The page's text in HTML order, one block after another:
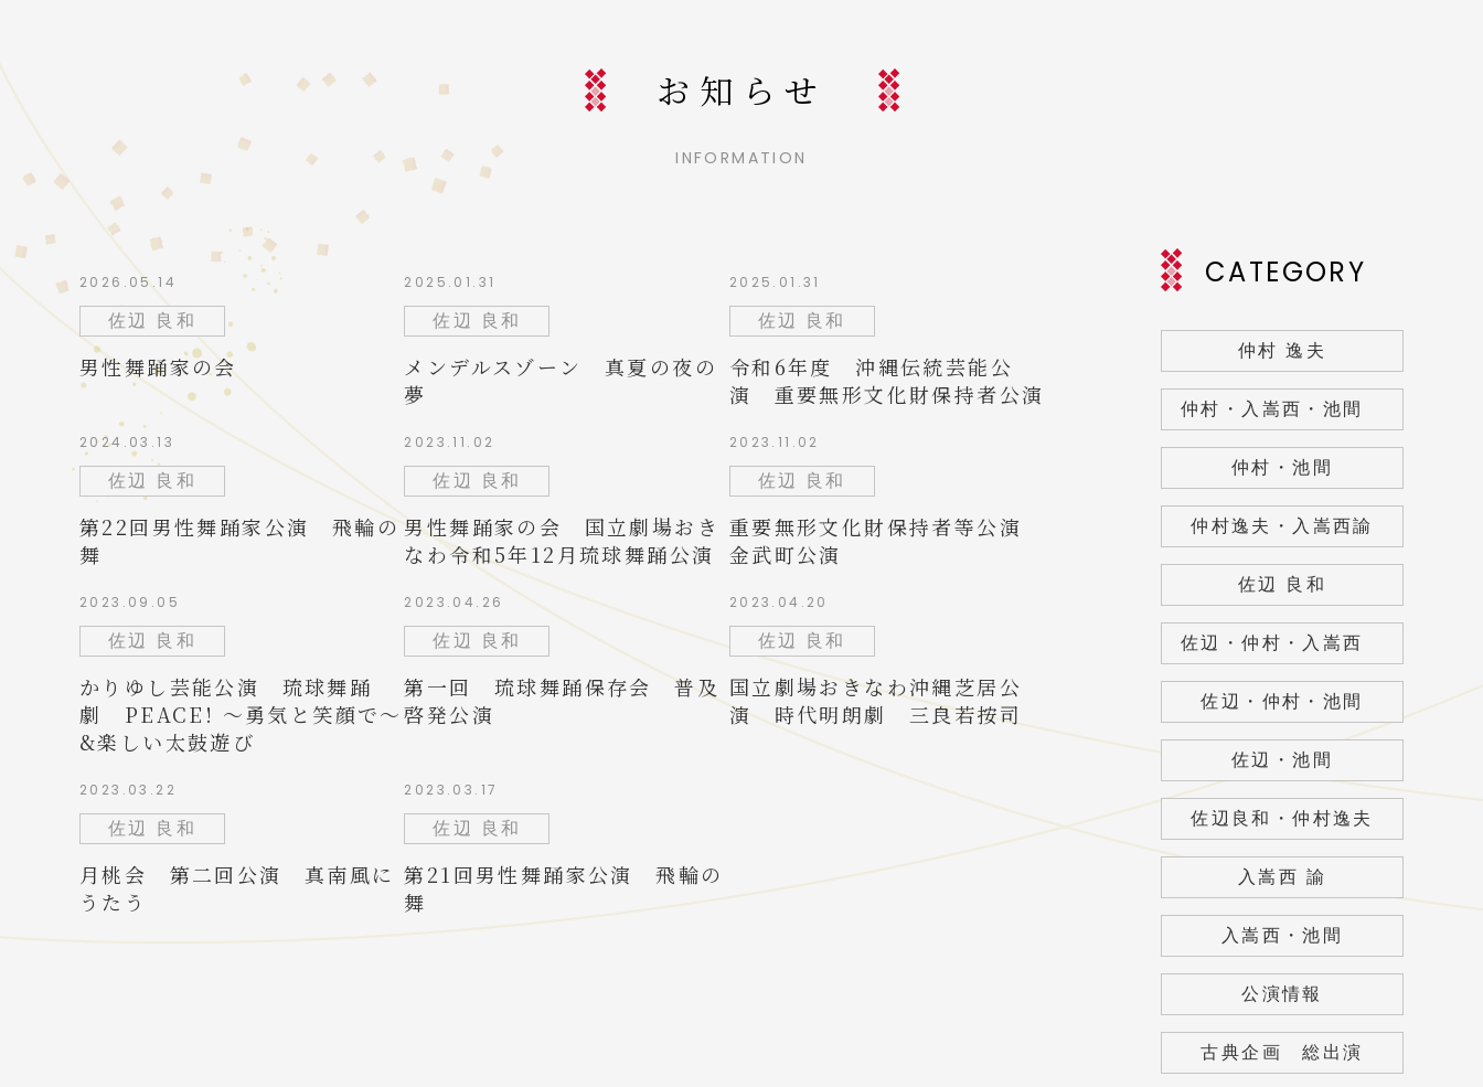
お知らせ
INFORMATION
2026.05.14
佐辺 良和
男性舞踊家の会
2025.01.31
佐辺 良和
メンデルスゾーン 真夏の夜の
夢
2025.01.31
佐辺 良和
令和6年度 沖縄伝統芸能公
演 重要無形文化財保持者公演
2024.03.13
佐辺 良和
第22回男性舞踊家公演 飛輪の
舞
2023.11.02
佐辺 良和
男性舞踊家の会 国立劇場おき
なわ令和5年12月琉球舞踊公演
2023.11.02
佐辺 良和
重要無形文化財保持者等公演
金武町公演
2023.09.05
佐辺 良和
かりゆし芸能公演 琉球舞踊
劇 PEACE! 〜勇気と笑顔で〜
&楽しい太鼓遊び
2023.04.26
佐辺 良和
第一回 琉球舞踊保存会 普及
啓発公演
2023.04.20
佐辺 良和
国立劇場おきなわ沖縄芝居公
演 時代明朗劇 三良若按司
2023.03.22
佐辺 良和
月桃会 第二回公演 真南風に
うたう
2023.03.17
佐辺 良和
第21回男性舞踊家公演 飛輪の
舞
CATEGORY
仲村 逸夫
仲村・入嵩西・池間
仲村・池間
仲村逸夫・入嵩西諭
佐辺 良和
佐辺・仲村・入嵩西
佐辺・仲村・池間
佐辺・池間
佐辺良和・仲村逸夫
入嵩西 諭
入嵩西・池間
公演情報
古典企画 総出演